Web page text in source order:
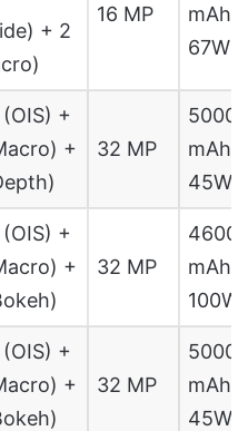
+ 2
16 MP
mAh,
67W
+
+
32 MP
5000
mAh,
45W
+
+
32 MP
4600
mAh,
100W
+
+
32 MP
5000
mAh,
45W